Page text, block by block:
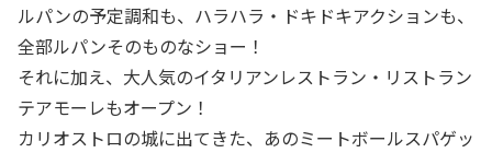
ルパンの予定調和も、ハラハラ・ドキドキアクションも、
全部ルパンそのものなショー！
それに加え、大人気のイタリアンレストラン・リストラン
テアモーレもオープン！
カリオストロの城に出てきた、あのミートボールスパゲッ